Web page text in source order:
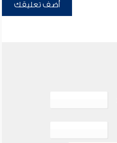
أضف تعليقك